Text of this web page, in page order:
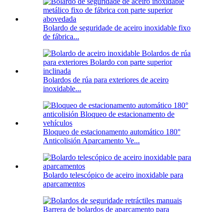
Bolardo de seguridade de aceiro inoxidable fixo
de fábrica...
Bolardos de rúa para exteriores de aceiro
inoxidable...
Bloqueo de estacionamento automático 180°
Anticolisión Aparcamento Ve...
Bolardo telescópico de aceiro inoxidable para
aparcamentos